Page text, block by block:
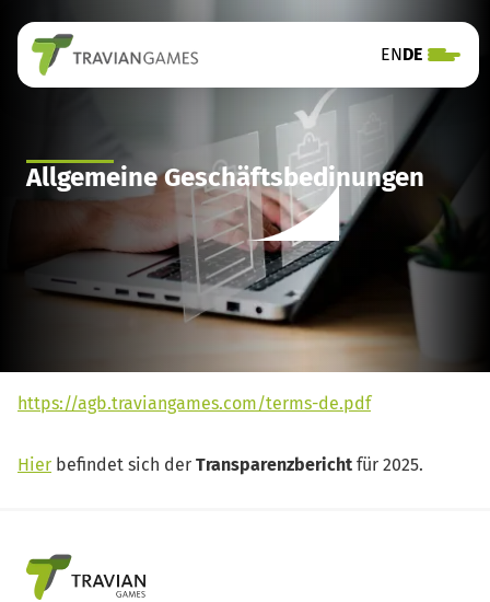
ENDE
Allgemeine Geschäftsbedinungen
https://agb.traviangames.com/terms-de.pdf
Hier befindet sich der Transparenzbericht für 2025.